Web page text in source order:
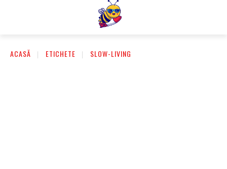
ACASĂ ETICHETE SLOW-LIVING